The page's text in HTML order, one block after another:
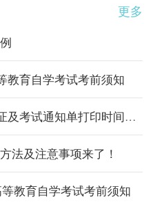
更多
教育自学考试考前须知
各省2024年4月自考准考证及考试通知单打印时间及入口汇总
法及注意事项来了！
教育自学考试考前须知